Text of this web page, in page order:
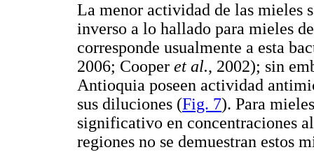
La menor actividad de las mieles
inverso a lo hallado para mieles
corresponde usualmente a esta
2006; Cooper et al., 2002); sin
Antioquia poseen actividad
sus diluciones (Fig. 7). Para
significativo en concentraciones
regiones no se demuestran estos